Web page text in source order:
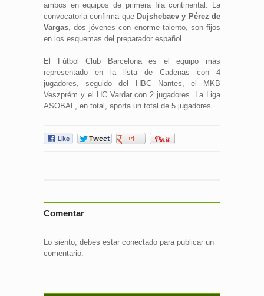
ambos en equipos de primera fila continental. La
convocatoria confirma que Dujshebaev y Pérez de
Vargas, dos jóvenes con enorme talento, son fijos
en los esquemas del preparador español.
El Fútbol Club Barcelona es el equipo más
representado en la lista de Cadenas con 4
jugadores, seguido del HBC Nantes, el MKB
Veszprém y el HC Vardar con 2 jugadores. La Liga
ASOBAL, en total, aporta un total de 5 jugadores.
Comentar
Lo siento, debes estar conectado para publicar un
comentario.